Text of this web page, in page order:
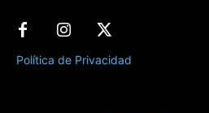
Política de Privacidad